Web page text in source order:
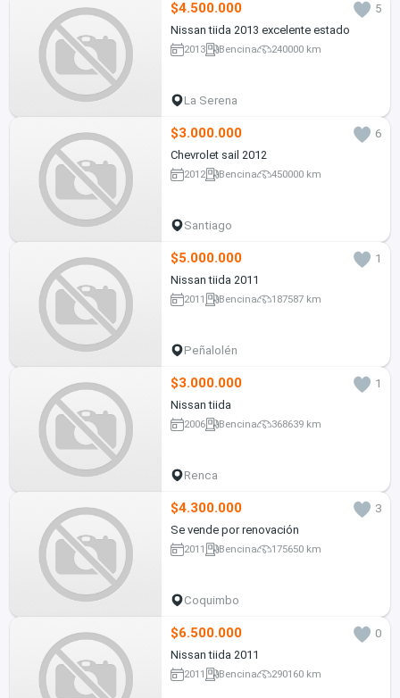
$4.500.000
5
Nissan tiida 2013 excelente estado
2013 Bencina 240000 km
La Serena
$3.000.000
6
Chevrolet sail 2012
2012 Bencina 450000 km
Santiago
$5.000.000
1
Nissan tiida 2011
2011 Bencina 187587 km
Peñalolén
$3.000.000
1
Nissan tiida
2006 Bencina 368639 km
Renca
$4.300.000
3
Se vende por renovación
2011 Bencina 175650 km
Coquimbo
$6.500.000
0
Nissan tiida 2011
2011 Bencina 290160 km